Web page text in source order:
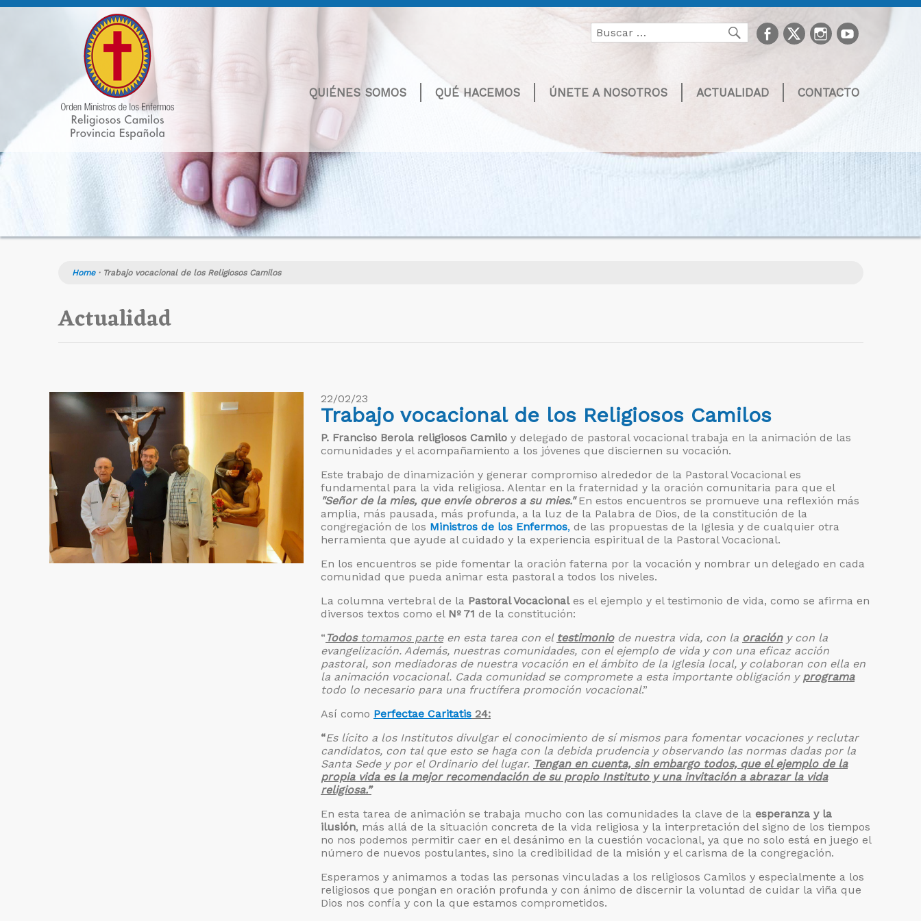
Buscar
por:
Buscarfacebook
TwitterInstagram
youtube
QUIÉNES SOMOS QUÉ HACEMOS ÚNETE A NOSOTROS ACTUALIDAD CONTACTO
Home· Trabajo vocacional de los Religiosos Camilos
Actualidad
22/02/23
Trabajo vocacional de los Religiosos Camilos
P. Franciso Berola religiosos Camilo y delegado de pastoral vocacional trabaja en la animación de las
comunidades y el acompañamiento a los jóvenes que disciernen su vocación.
Este trabajo de dinamización y generar compromiso alrededor de la Pastoral Vocacional es
fundamental para la vida religiosa. Alentar en la fraternidad y la oración comunitaria para que el
"Señor de la mies, que envíe obreros a su mies." En estos encuentros se promueve una reflexión más
amplia, más pausada, más profunda, a la luz de la Palabra de Dios, de la constitución de la
congregación de los Ministros de los Enfermos, de las propuestas de la Iglesia y de cualquier otra
herramienta que ayude al cuidado y la experiencia espiritual de la Pastoral Vocacional.
En los encuentros se pide fomentar la oración faterna por la vocación y nombrar un delegado en cada
comunidad que pueda animar esta pastoral a todos los niveles.
La columna vertebral de la Pastoral Vocacionales el ejemplo y el testimonio de vida, como se afirma en
diversos textos como el Nº 71 de la constitución:
“ Todostomamos parteen esta tarea con el testimoniode nuestra vida, con la oracióny con la
evangelización. Además, nuestras comunidades, con el ejemplo de vida y con una eficaz acción
pastoral, son mediadoras de nuestra vocación en el ámbito de la Iglesia local, y colaboran con ella en
la animación vocacional. Cada comunidad se compromete a esta importante obligación y programa
todo lo necesario para una fructífera promoción vocacional.”
Así como Perfectae Caritatis 24:
“Es lícito a los Institutos divulgar el conocimiento de sí mismos para fomentar vocaciones y reclutar
candidatos, con tal que esto se haga con la debida prudencia y observando las normas dadas por la
Santa Sede y por el Ordinario del lugar. Tengan en cuenta, sin embargo todos, que el ejemplo de la
propia vida es la mejor recomendación de su propio Instituto y una invitación a abrazar la vida
religiosa.”
En esta tarea de animación se trabaja mucho con las comunidades la clave de la esperanza y la
ilusión, más allá de la situación concreta de la vida religiosa y la interpretación del signo de los tiempos
no nos podemos permitir caer en el desánimo en la cuestión vocacional, ya que no solo está en juego el
número de nuevos postulantes, sino la credibilidad de la misión y el carisma de la congregación.
Esperamos y animamos a todas las personas vinculadas a los religiosos Camilos y especialmente a los
religiosos que pongan en oración profunda y con ánimo de discernir la voluntad de cuidar la viña que
Dios nos confía y con la que estamos comprometidos.